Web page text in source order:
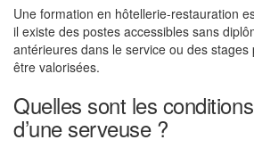
Une formation en hôtellerie-restauration
il existe des postes accessibles sans
antérieures dans le service ou des
être valorisées.
Quelles sont les
d’une serveuse ?